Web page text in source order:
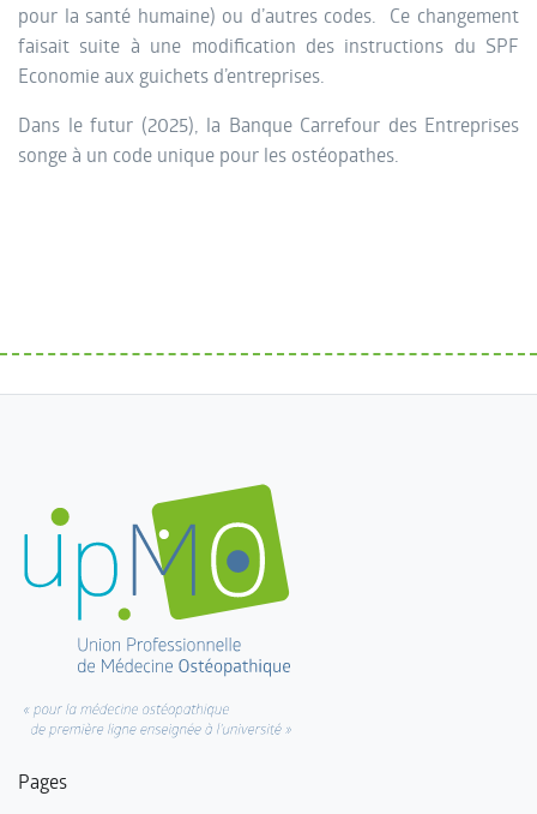
pour la santé humaine) ou d’autres codes. Ce changement
faisait suite à une modification des instructions du SPF
Economie aux guichets d’entreprises.
Dans le futur (2025), la Banque Carrefour des Entreprises
songe à un code unique pour les ostéopathes.
Pages